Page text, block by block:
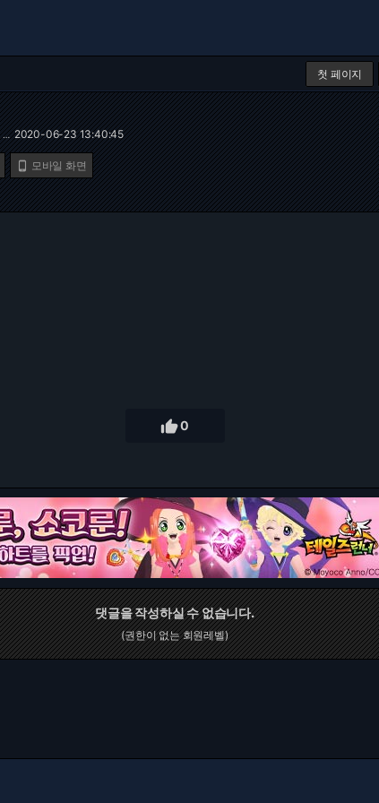
첫 페이지
… 2020-06-23 13:40:45
 모바일 화면
0
댓글을 작성하실 수 없습니다.
(권한이 없는 회원레벨)